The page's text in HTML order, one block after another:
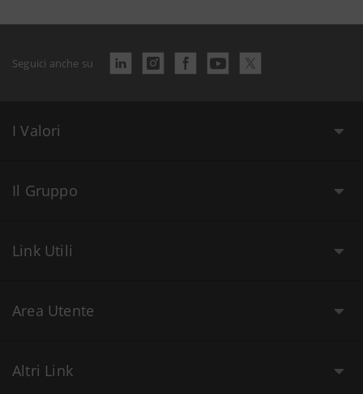
Seguici anche su
I Valori
Il Gruppo
Link Utili
Area Utente
Altri Link